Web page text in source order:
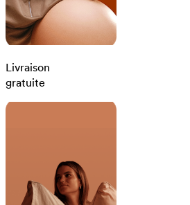
Livraison
gratuite